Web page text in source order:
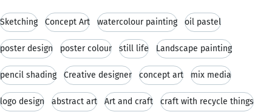
Sketching Concept Art watercolour painting oil pastel
poster design poster colour still life Landscape painting
pencil shading Creative designer concept art mix media
logo design abstract art Art and craft craft with recycle things